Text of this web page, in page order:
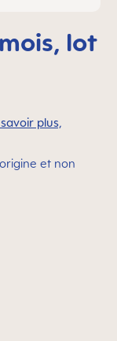
lot
plus,
et non